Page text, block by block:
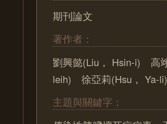
期刊論文
著作者：
劉興懿(Liu， Hsin-i) 高
leih) 徐亞莉(Hsu， Ya-
主題與關鍵字：